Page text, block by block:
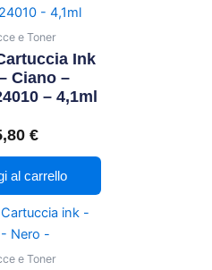
prodotto
e Toner
Ink
Ciano –
– 4,1ml
€
al carrello
e Toner